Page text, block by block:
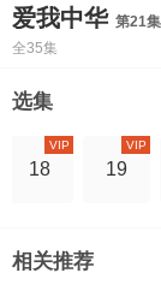
爱我中华 第21集
全35集
选集
18
VIP
19
VIP
相关推荐